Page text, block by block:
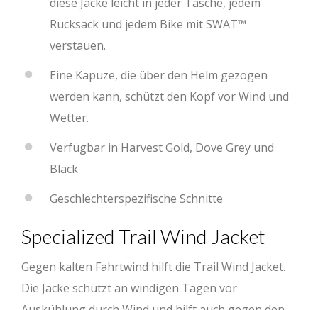
Rucksack und jedem Bike mit SWAT™
verstauen.
Eine Kapuze, die über den Helm gezogen
werden kann, schützt den Kopf vor Wind und
Wetter.
Verfügbar in Harvest Gold, Dove Grey und
Black
Geschlechterspezifische Schnitte
Specialized Trail Wind Jacket
Gegen kalten Fahrtwind hilft die Trail Wind Jacket.
Die Jacke schützt an windigen Tagen vor